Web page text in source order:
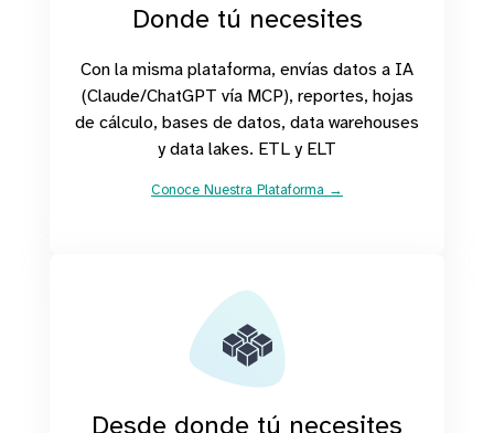
Donde tú necesites
Con la misma plataforma, envías datos a IA
(Claude/ChatGPT vía MCP), reportes, hojas
de cálculo, bases de datos, data warehouses
y data lakes. ETL y ELT
Conoce Nuestra Plataforma →
Desde donde tú necesites